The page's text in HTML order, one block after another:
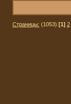
Страницы: (1053) [1] 2